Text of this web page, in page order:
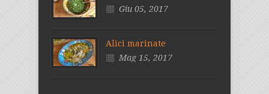
Giu 05, 2017
Alici marinate
Mag 15, 2017